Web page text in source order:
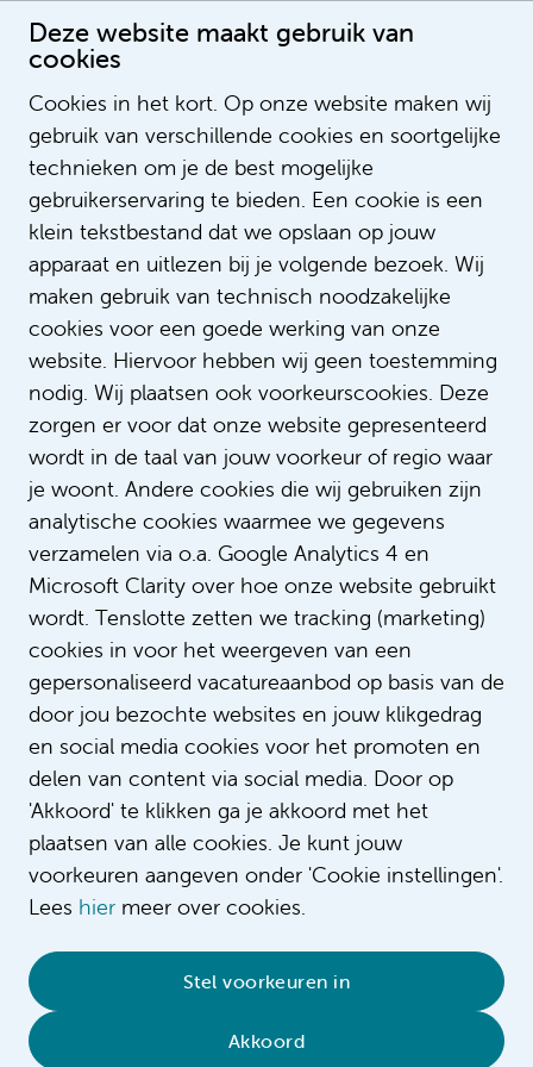
Deze website maakt gebruik van
cookies
Cookies in het kort. Op onze website maken wij
gebruik van verschillende cookies en soortgelijke
technieken om je de best mogelijke
gebruikerservaring te bieden. Een cookie is een
klein tekstbestand dat we opslaan op jouw
apparaat en uitlezen bij je volgende bezoek. Wij
maken gebruik van technisch noodzakelijke
cookies voor een goede werking van onze
website. Hiervoor hebben wij geen toestemming
nodig. Wij plaatsen ook voorkeurscookies. Deze
zorgen er voor dat onze website gepresenteerd
wordt in de taal van jouw voorkeur of regio waar
je woont. Andere cookies die wij gebruiken zijn
analytische cookies waarmee we gegevens
verzamelen via o.a. Google Analytics 4 en
Microsoft Clarity over hoe onze website gebruikt
wordt. Tenslotte zetten we tracking (marketing)
cookies in voor het weergeven van een
gepersonaliseerd vacatureaanbod op basis van de
door jou bezochte websites en jouw klikgedrag
en social media cookies voor het promoten en
delen van content via social media. Door op
'Akkoord' te klikken ga je akkoord met het
plaatsen van alle cookies. Je kunt jouw
voorkeuren aangeven onder 'Cookie instellingen'.
Lees hier meer over cookies.
Stel voorkeuren in
Akkoord
Sharli Coutinho
Cookieverklaring • Sitemap